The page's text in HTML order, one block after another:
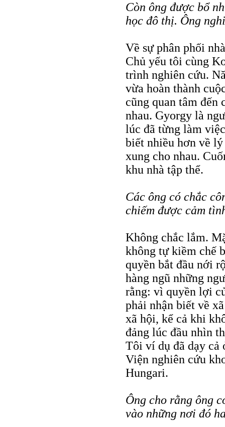
Còn ông được bổ
học đô thị. Ông
Về sự phân phối
Chủ yếu tôi cùng
trình nghiên cứu.
vừa hoàn thành
cũng quan tâm đến
nhau. Gyorgy là
lúc đã từng làm
biết nhiều hơn về
xung cho nhau.
khu nhà tập thể.
Các ông có chắc
chiếm được cảm
Không chắc lắm.
không tự kiềm chế
quyền bắt đầu nới
hàng ngũ những
rằng: vì quyền lợi
phải nhận biết về
xã hội, kể cả khi
đảng lúc đầu nhìn
Tôi ví dụ đã dạy cả
Viện nghiên cứu
Hungari.
Ông cho rằng ông
vào những nơi đó